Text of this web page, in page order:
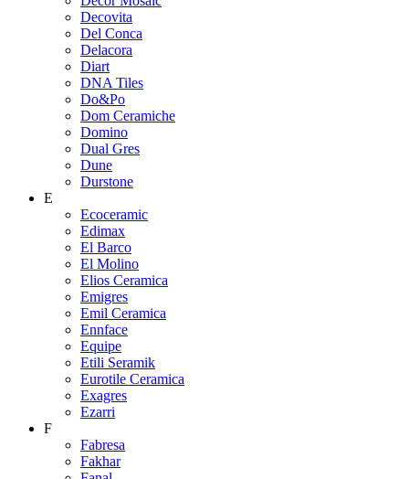
Decovita
Del Conca
Delacora
Diart
DNA Tiles
Do&Po
Dom Ceramiche
Domino
Dual Gres
Dune
Durstone
E
Ecoceramic
Edimax
El Barco
El Molino
Elios Ceramica
Emigres
Emil Ceramica
Ennface
Equipe
Etili Seramik
Eurotile Ceramica
Exagres
Ezarri
F
Fabresa
Fakhar